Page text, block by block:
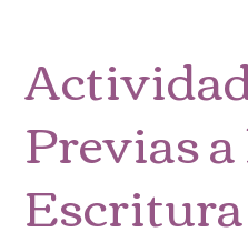
Previas
Escritura